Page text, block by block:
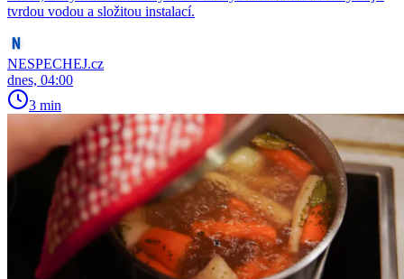
tvrdou vodou a složitou instalací.
NESPECHEJ.cz
dnes, 04:00
3 min